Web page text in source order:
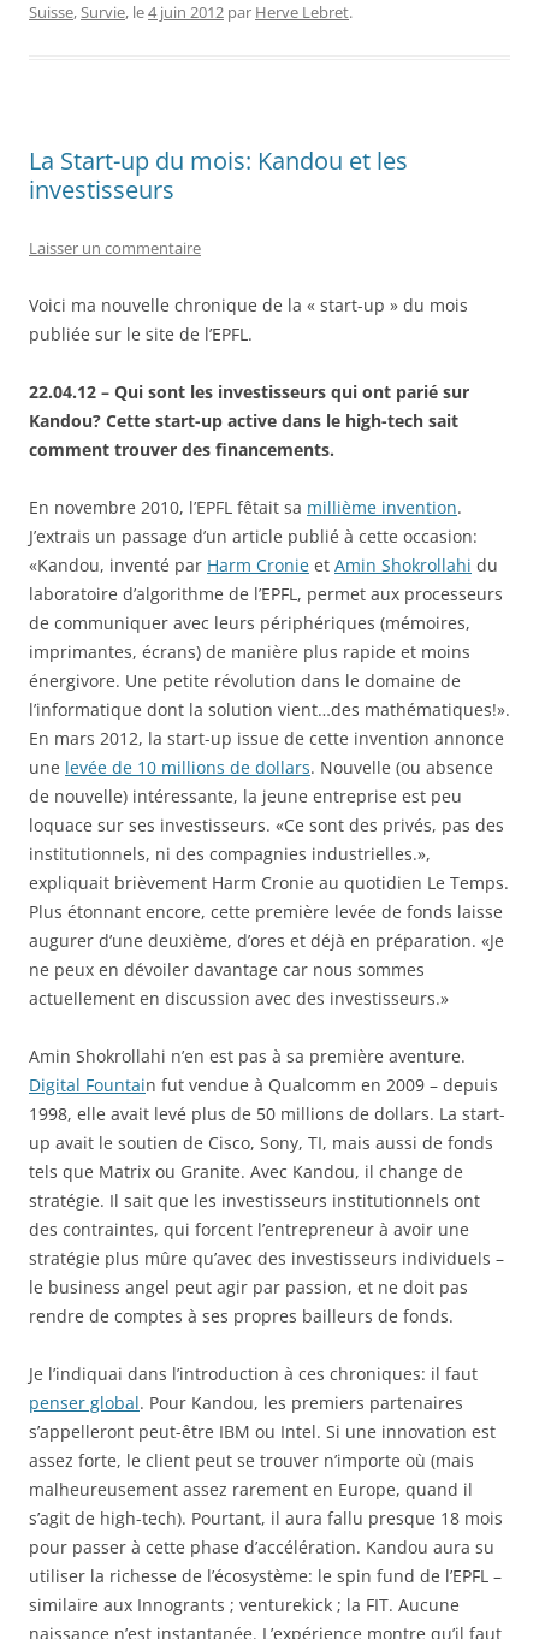
Suisse,Survie, le4 juin 2012 par Herve Lebret.
La Start-up du mois: Kandou et les
investisseurs
Laisser un commentaire
Voici ma nouvelle chronique de la « start-up » du mois
publiée sur le site de l’EPFL.
22.04.12 – Qui sont les investisseurs qui ont parié sur
Kandou? Cette start-up active dans le high-tech sait
comment trouver des financements.
En novembre 2010, l’EPFL fêtait sa millième invention.
J’extrais un passage d’un article publié à cette occasion:
«Kandou, inventé par Harm Cronie et Amin Shokrollahi du
laboratoire d’algorithme de l’EPFL, permet aux processeurs
de communiquer avec leurs périphériques (mémoires,
imprimantes, écrans) de manière plus rapide et moins
énergivore. Une petite révolution dans le domaine de
l’informatique dont la solution vient…des mathématiques!».
En mars 2012, la start-up issue de cette invention annonce
une levée de 10 millions de dollars. Nouvelle (ou absence
de nouvelle) intéressante, la jeune entreprise est peu
loquace sur ses investisseurs. «Ce sont des privés, pas des
institutionnels, ni des compagnies industrielles.»,
expliquait brièvement Harm Cronie au quotidien Le Temps.
Plus étonnant encore, cette première levée de fonds laisse
augurer d’une deuxième, d’ores et déjà en préparation. «Je
ne peux en dévoiler davantage car nous sommes
actuellement en discussion avec des investisseurs.»
Amin Shokrollahi n’en est pas à sa première aventure.
Digital Fountain fut vendue à Qualcomm en 2009 – depuis
1998, elle avait levé plus de 50 millions de dollars. La start-
up avait le soutien de Cisco, Sony, TI, mais aussi de fonds
tels que Matrix ou Granite. Avec Kandou, il change de
stratégie. Il sait que les investisseurs institutionnels ont
des contraintes, qui forcent l’entrepreneur à avoir une
stratégie plus mûre qu’avec des investisseurs individuels –
le business angel peut agir par passion, et ne doit pas
rendre de comptes à ses propres bailleurs de fonds.
Je l’indiquai dans l’introduction à ces chroniques: il faut
penser global. Pour Kandou, les premiers partenaires
s’appelleront peut-être IBM ou Intel. Si une innovation est
assez forte, le client peut se trouver n’importe où (mais
malheureusement assez rarement en Europe, quand il
s’agit de high-tech). Pourtant, il aura fallu presque 18 mois
pour passer à cette phase d’accélération. Kandou aura su
utiliser la richesse de l’écosystème: le spin fund de l’EPFL –
similaire aux Innogrants ; venturekick ; la FIT. Aucune
naissance n’est instantanée. L’expérience montre qu’il faut